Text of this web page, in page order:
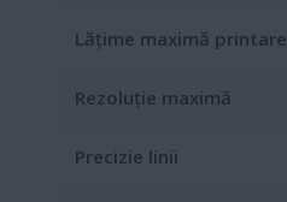
Lățime maximă printare
Rezoluție maximă
Precizie linii